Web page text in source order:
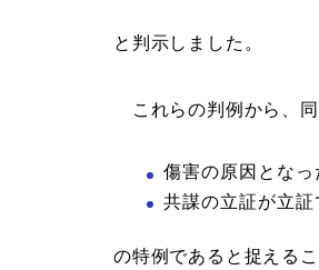
と判示しました。
これらの判例から、同
傷害の原因とな
共謀の立証が立証
の特例であると捉えるこ